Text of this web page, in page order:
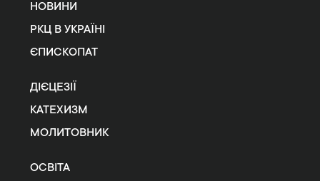
НОВИНИ
РКЦ В УКРАЇНІ
ЄПИСКОПАТ
ДІЄЦЕЗІЇ
КАТЕХИЗМ
МОЛИТОВНИК
ОСВІТА